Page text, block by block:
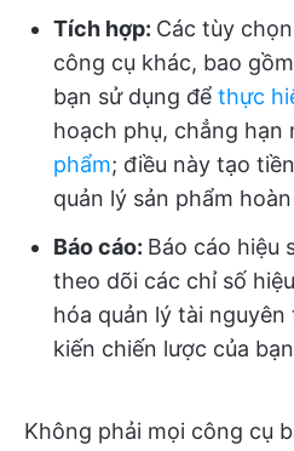
Tích hợp: Các tùy
công cụ khác, bao
bạn sử dụng để thực
hoạch phụ, chẳng hạn
phẩm; điều này tạo
quản lý sản phẩm
Báo cáo: Báo cáo hiệu
theo dõi các chỉ số
hóa quản lý tài
kiến chiến lược của bạn
Không phải mọi công cụ